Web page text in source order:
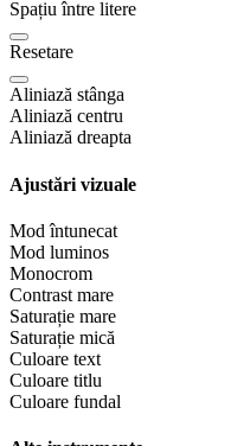
Spațiu între litere
Resetare
Aliniază stânga
Aliniază centru
Aliniază dreapta
Ajustări vizuale
Mod întunecat
Mod luminos
Monocrom
Contrast mare
Saturație mare
Saturație mică
Culoare text
Culoare titlu
Culoare fundal